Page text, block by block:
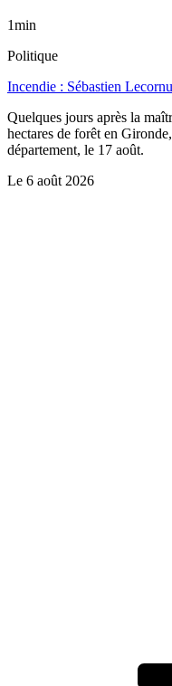
1min
Politique
Incendie : Sébastien
Quelques jours après la
hectares de forêt en
département, le 17 août.
Le 6 août 2026